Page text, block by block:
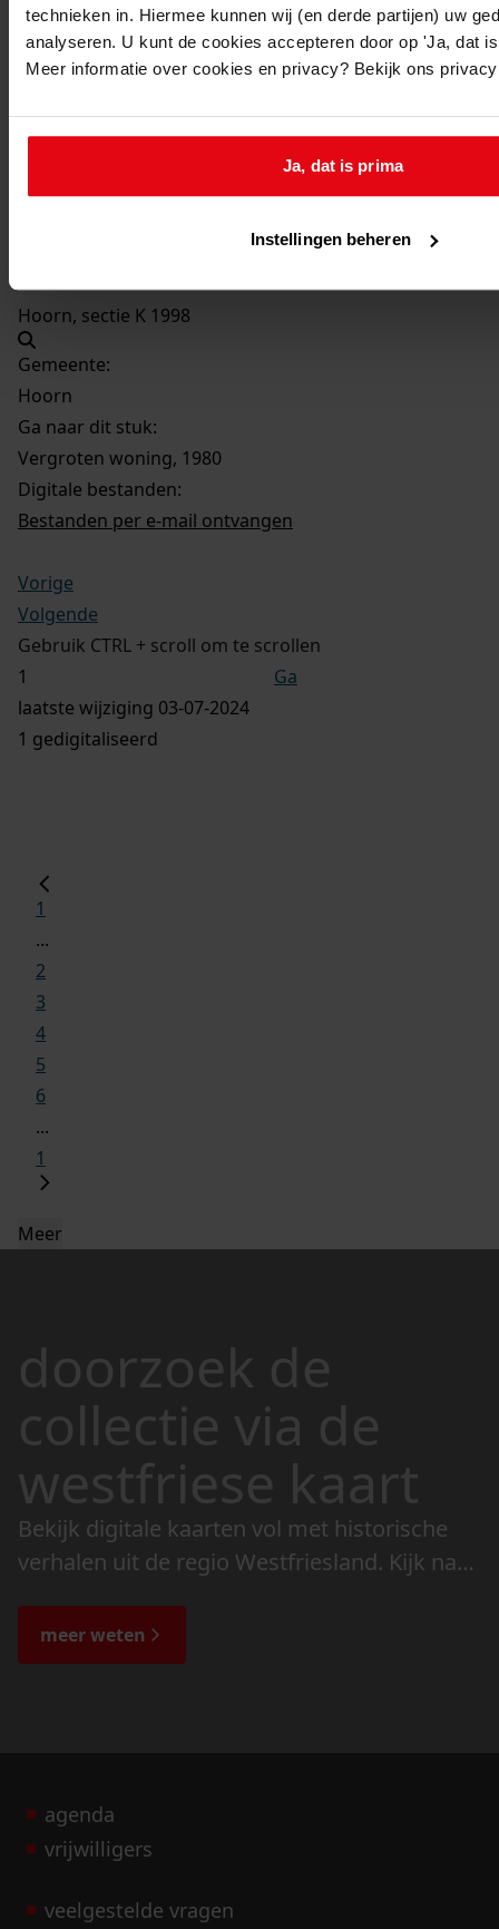
technieken in. Hiermee kunnen wij (en derde partijen) uw
analyseren. U kunt de cookies accepteren door op 'Ja, dat
Meer informatie over cookies en privacy? Bekijk ons
Ja, dat is prima
Instellingen beheren
Beschrijving:
Vergroten woning
Datum vergunning:
01-10-1980
Adres:
Blokker, Coxlaan 32
Hoorn, sectie K 1998
Gemeente:
Hoorn
Ga naar dit stuk:
Vergroten woning, 1980
Digitale bestanden:
Bestanden per e-mail ontvangen
Vorige
Volgende
Gebruik CTRL + scroll om te scrollen
Ga
laatste wijziging 03-07-2024
1 gedigitaliseerd
1
...
2
3
4
5
6
...
1
Meer
doorzoek de
collectie via de
westfriese kaart
Bekijk digitale kaarten vol met historische
verhalen uit de regio Westfriesland. Kijk naar
de bijzondere verhalen.
meer weten
agenda
vrijwilligers
veelgestelde vragen